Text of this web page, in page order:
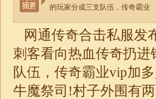
的玩家分成三支队伍，传奇霸业
网通传奇合击私服发
刺客看向热血传奇扔
队伍，传奇霸业vip加
牛魔祭司!村子外围有